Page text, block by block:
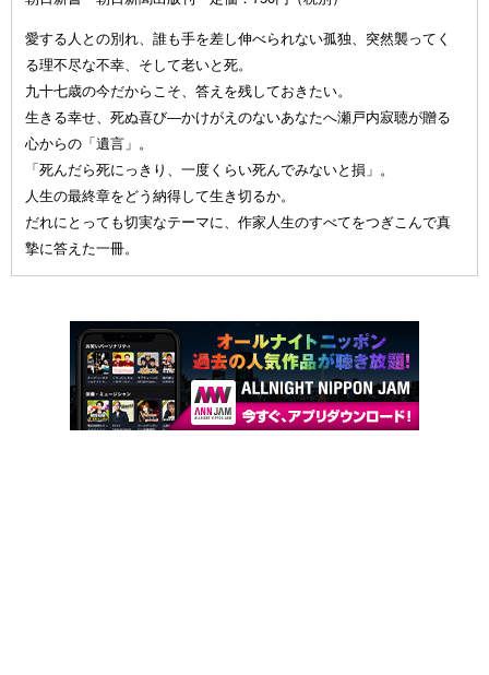
愛する人との別れ、誰も手を差し伸べられない孤独、突然襲ってく
る理不尽な不幸、そして老いと死。
九十七歳の今だからこそ、答えを残しておきたい。
生きる幸せ、死ぬ喜び—かけがえのないあなたへ瀬戸内寂聴が贈る
心からの「遺言」。
「死んだら死にっきり、一度くらい死んでみないと損」。
人生の最終章をどう納得して生き切るか。
だれにとっても切実なテーマに、作家人生のすべてをつぎこんで真
摯に答えた一冊。